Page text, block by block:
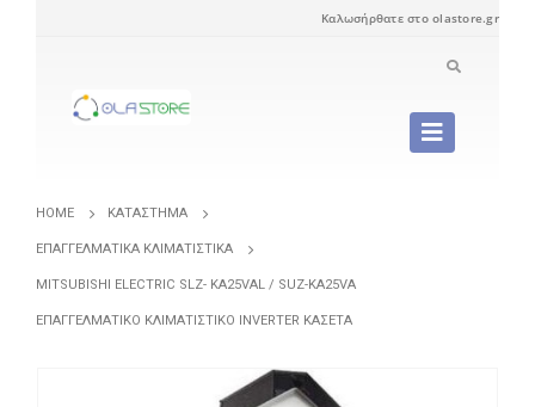
Καλωσήρθατε στο olastore.gr
HOME ΚΑΤΆΣΤΗΜΑ
ΕΠΑΓΓΕΛΜΑΤΙΚΆ ΚΛΙΜΑΤΙΣΤΙΚΆ
MITSUBISHI ELECTRIC SLZ- KA25VAL / SUZ-KA25VA
ΕΠΑΓΓΕΛΜΑΤΙΚΌ ΚΛΙΜΑΤΙΣΤΙΚΌ INVERTER ΚΑΣΈΤΑ